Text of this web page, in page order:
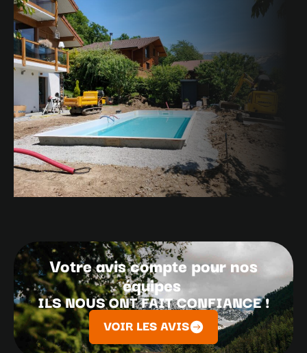
Votre avis compte pour nos
équipes
ILS NOUS ONT FAIT CONFIANCE !
VOIR LES AVIS